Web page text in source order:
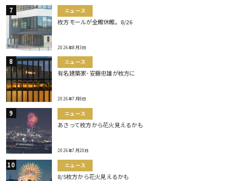
ニュース
枚方モールが全館休館。8/26
2026年8月3日
ニュース
有名建築家･安藤忠雄が枚方に
2026年7月8日
ニュース
あさって枚方から花火見えるかも
2026年7月20日
ニュース
8/5枚方から花火見えるかも